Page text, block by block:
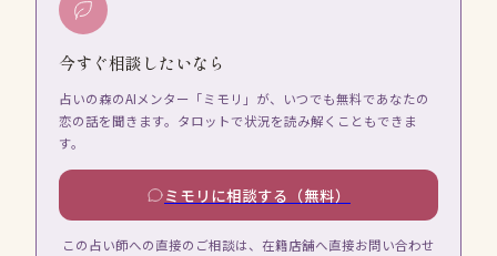
今すぐ相談したいなら
占いの森のAIメンター「ミモリ」が、いつでも無料であなたの
恋の話を聞きます。タロットで状況を読み解くこともできま
す。
ミモリに相談する（無料）
この占い師への直接のご相談は、在籍店舗へ直接お問い合わせ